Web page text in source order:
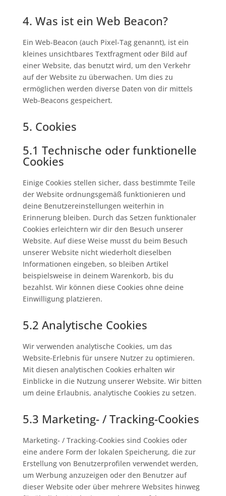
4. Was ist ein Web Beacon?
Ein Web-Beacon (auch Pixel-Tag genannt), ist ein
kleines unsichtbares Textfragment oder Bild auf
einer Website, das benutzt wird, um den Verkehr
auf der Website zu überwachen. Um dies zu
ermöglichen werden diverse Daten von dir mittels
Web-Beacons gespeichert.
5. Cookies
5.1 Technische oder funktionelle
Cookies
Einige Cookies stellen sicher, dass bestimmte Teile
der Website ordnungsgemäß funktionieren und
deine Benutzereinstellungen weiterhin in
Erinnerung bleiben. Durch das Setzen funktionaler
Cookies erleichtern wir dir den Besuch unserer
Website. Auf diese Weise musst du beim Besuch
unserer Website nicht wiederholt dieselben
Informationen eingeben, so bleiben Artikel
beispielsweise in deinem Warenkorb, bis du
bezahlst. Wir können diese Cookies ohne deine
Einwilligung platzieren.
5.2 Analytische Cookies
Wir verwenden analytische Cookies, um das
Website-Erlebnis für unsere Nutzer zu optimieren.
Mit diesen analytischen Cookies erhalten wir
Einblicke in die Nutzung unserer Website. Wir bitten
um deine Erlaubnis, analytische Cookies zu setzen.
5.3 Marketing- / Tracking-Cookies
Marketing- / Tracking-Cookies sind Cookies oder
eine andere Form der lokalen Speicherung, die zur
Erstellung von Benutzerprofilen verwendet werden,
um Werbung anzuzeigen oder den Benutzer auf
dieser Website oder über mehrere Websites hinweg